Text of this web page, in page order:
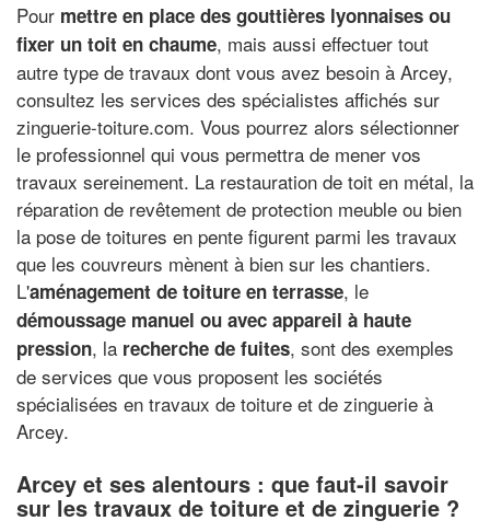
Pour mettre en place des gouttières lyonnaises ou
fixer un toit en chaume, mais aussi effectuer tout
autre type de travaux dont vous avez besoin à Arcey,
consultez les services des spécialistes affichés sur
zinguerie-toiture.com. Vous pourrez alors sélectionner
le professionnel qui vous permettra de mener vos
travaux sereinement. La restauration de toit en métal, la
réparation de revêtement de protection meuble ou bien
la pose de toitures en pente figurent parmi les travaux
que les couvreurs mènent à bien sur les chantiers.
L'aménagement de toiture en terrasse, le
démoussage manuel ou avec appareil à haute
pression, la recherche de fuites, sont des exemples
de services que vous proposent les sociétés
spécialisées en travaux de toiture et de zinguerie à
Arcey.
Arcey et ses alentours : que faut-il savoir
sur les travaux de toiture et de zinguerie ?